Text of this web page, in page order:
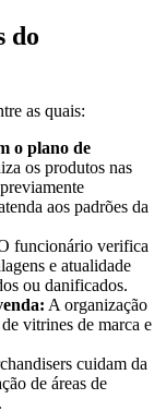
do
as quais:
o plano de
os produtos nas
aos padrões da
funcionário verifica
e atualidade
ou danificados.
A organização
vitrines de marca e
cuidam da
de áreas de